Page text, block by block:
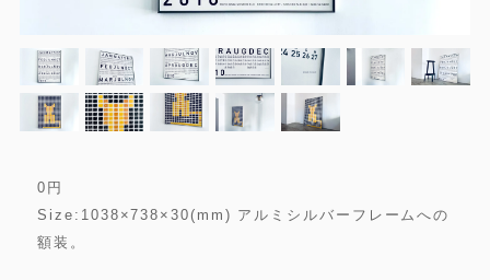
0 円
Size:1038×738×30(mm) アルミシルバーフレームへの
額装。